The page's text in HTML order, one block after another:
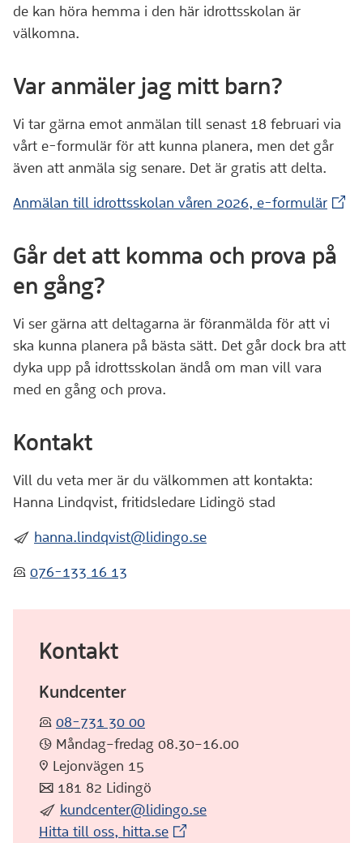
de kan höra hemma i den här idrottsskolan är
välkomna.
Var anmäler jag mitt barn?
Vi tar gärna emot anmälan till senast 18 februari via
vårt e-formulär för att kunna planera, men det går
även att anmäla sig senare. Det är gratis att delta.
Anmälan till idrottsskolan våren 2026, e-formulär
Går det att komma och prova på
en gång?
Vi ser gärna att deltagarna är föranmälda för att vi
ska kunna planera på bästa sätt. Det går dock bra att
dyka upp på idrottsskolan ändå om man vill vara
med en gång och prova.
Kontakt
Vill du veta mer är du välkommen att kontakta:
Hanna Lindqvist, fritidsledare Lidingö stad
:skicka: hanna.lindqvist@lidingo.se
:telefon: 076-133 16 13
Kontakt
Kundcenter
:telefon: 08-731 30 00
:klocka: Måndag–fredag 08.30–16.00
:pin: Lejonvägen 15
:post: 181 82 Lidingö
:skicka: kundcenter@lidingo.se
Hitta till oss, hitta.se(Extern webbplats)